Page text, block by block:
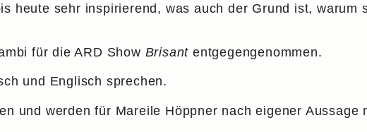
heute sehr inspirierend, was auch der Grund ist, warum
für die ARD Show Brisant entgegengenommen.
und Englisch sprechen.
und werden für Mareile Höppner nach eigener Aussage